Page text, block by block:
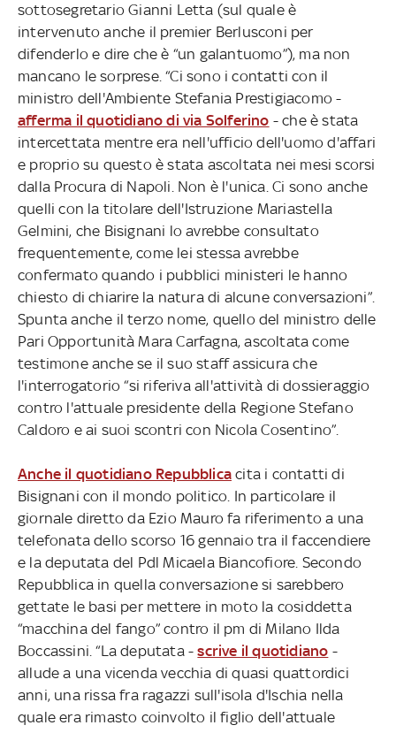
sottosegretario Gianni Letta (sul quale è
intervenuto anche il premier Berlusconi per
difenderlo e dire che è “un galantuomo”), ma non
mancano le sorprese. “Ci sono i contatti con il
ministro dell'Ambiente Stefania Prestigiacomo -
afferma il quotidiano di via Solferino - che è stata
intercettata mentre era nell'ufficio dell'uomo d'affari
e proprio su questo è stata ascoltata nei mesi scorsi
dalla Procura di Napoli. Non è l'unica. Ci sono anche
quelli con la titolare dell'Istruzione Mariastella
Gelmini, che Bisignani lo avrebbe consultato
frequentemente, come lei stessa avrebbe
confermato quando i pubblici ministeri le hanno
chiesto di chiarire la natura di alcune conversazioni”.
Spunta anche il terzo nome, quello del ministro delle
Pari Opportunità Mara Carfagna, ascoltata come
testimone anche se il suo staff assicura che
l'interrogatorio “si riferiva all'attività di dossieraggio
contro l'attuale presidente della Regione Stefano
Caldoro e ai suoi scontri con Nicola Cosentino”.
Anche il quotidiano Repubblicacita i contatti di
Bisignani con il mondo politico. In particolare il
giornale diretto da Ezio Mauro fa riferimento a una
telefonata dello scorso 16 gennaio tra il faccendiere
e la deputata del Pdl Micaela Biancofiore. Secondo
Repubblica in quella conversazione si sarebbero
gettate le basi per mettere in moto la cosiddetta
“macchina del fango” contro il pm di Milano Ilda
Boccassini. “La deputata -scrive il quotidiano -
allude a una vicenda vecchia di quasi quattordici
anni, una rissa fra ragazzi sull'isola d'Ischia nella
quale era rimasto coinvolto il figlio dell'attuale